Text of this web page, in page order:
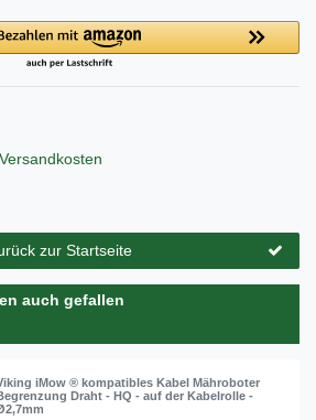
Versandkosten
zur Startseite
auch gefallen
iMow ® kompatibles Kabel Mähroboter
Draht - HQ - auf der Kabelrolle -